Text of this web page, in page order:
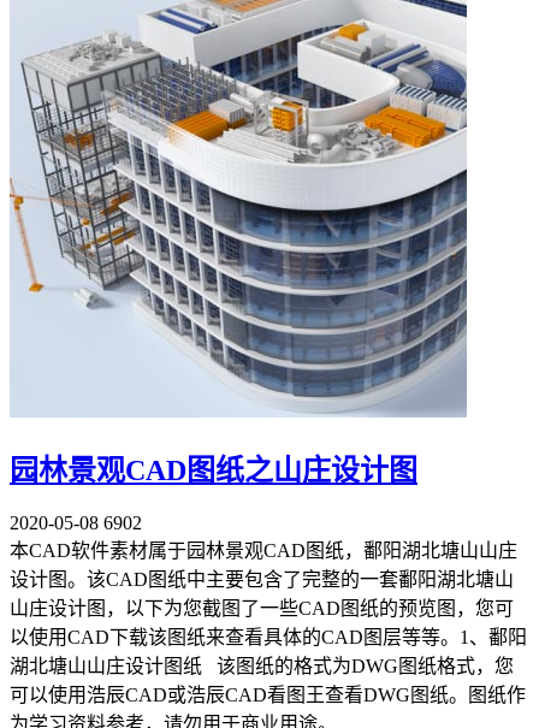
园林景观CAD图纸之山庄设计图
2020-05-08 6902
本CAD软件素材属于园林景观CAD图纸，鄱阳湖北塘山山庄
设计图。该CAD图纸中主要包含了完整的一套鄱阳湖北塘山
山庄设计图，以下为您截图了一些CAD图纸的预览图，您可
以使用CAD下载该图纸来查看具体的CAD图层等等。1、鄱阳
湖北塘山山庄设计图纸 该图纸的格式为DWG图纸格式，您
可以使用浩辰CAD或浩辰CAD看图王查看DWG图纸。图纸作